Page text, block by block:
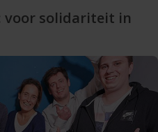
voor solidariteit in